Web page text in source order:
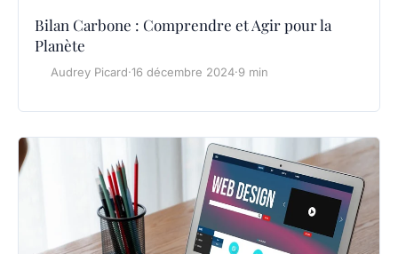
Bilan Carbone : Comprendre et Agir pour la
Planète
Audrey Picard·16 décembre 2024·9 min